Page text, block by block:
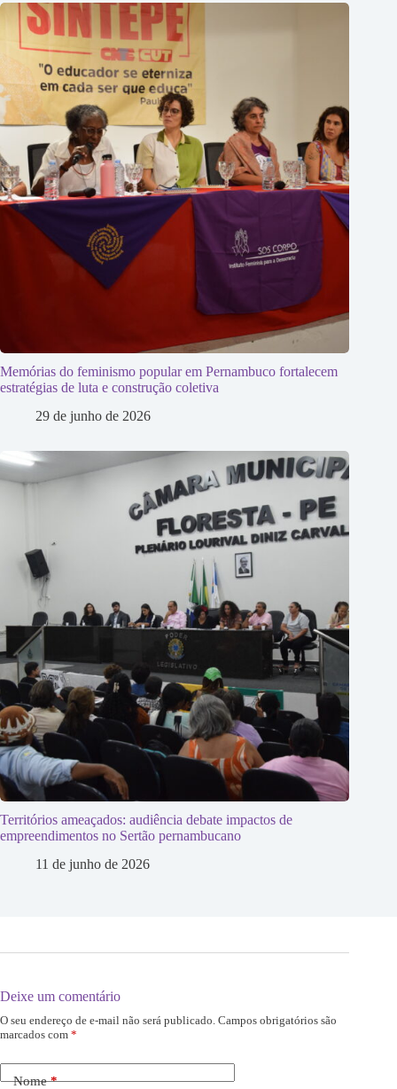
Memórias do feminismo popular em Pernambuco fortalecem
estratégias de luta e construção coletiva
29 de junho de 2026
Territórios ameaçados: audiência debate impactos de
empreendimentos no Sertão pernambucano
11 de junho de 2026
Deixe um comentário
O seu endereço de e-mail não será publicado. Campos obrigatórios são
marcados com *
Nome*